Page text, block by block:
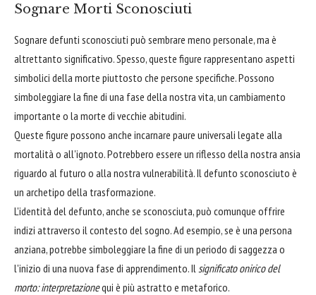
Sognare Morti Sconosciuti
Sognare defunti sconosciuti può sembrare meno personale, ma è
altrettanto significativo. Spesso, queste figure rappresentano aspetti
simbolici della morte piuttosto che persone specifiche. Possono
simboleggiare la fine di una fase della nostra vita, un cambiamento
importante o la morte di vecchie abitudini.
Queste figure possono anche incarnare paure universali legate alla
mortalità o all'ignoto. Potrebbero essere un riflesso della nostra ansia
riguardo al futuro o alla nostra vulnerabilità. Il defunto sconosciuto è
un archetipo della trasformazione.
L'identità del defunto, anche se sconosciuta, può comunque offrire
indizi attraverso il contesto del sogno. Ad esempio, se è una persona
anziana, potrebbe simboleggiare la fine di un periodo di saggezza o
l'inizio di una nuova fase di apprendimento. Il significato onirico del
morto: interpretazionequi è più astratto e metaforico.